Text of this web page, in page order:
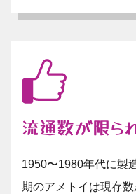
流通数が限ら
1950〜1980年代に製
期のアメトイは現存